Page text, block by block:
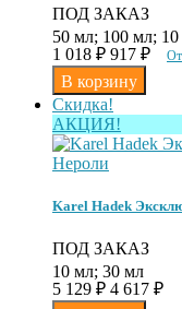
ПОД ЗАКАЗ
50 мл; 100 мл;
1 018 ₽ 917 ₽
Скидка!
АКЦИЯ!
Karel Hadek
ПОД ЗАКАЗ
10 мл; 30 мл
5 129 ₽ 4 617 ₽